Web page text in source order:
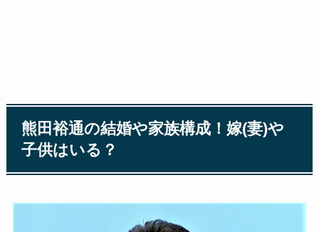
熊田裕通の結婚や家族構成！嫁(妻)や
子供はいる？